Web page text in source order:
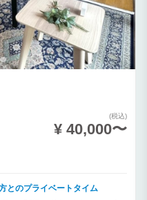
(税込)
¥ 40,000〜
とのプライベートタイム